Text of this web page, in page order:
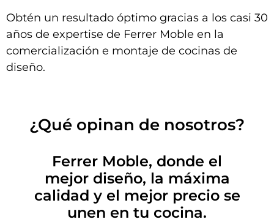
Obtén un resultado óptimo gracias a los casi 30
años de expertise de Ferrer Moble en la
comercialización e montaje de cocinas de
diseño.
¿Qué opinan de nosotros?
Ferrer Moble, donde el
mejor diseño, la máxima
calidad y el mejor precio se
unen en tu cocina.